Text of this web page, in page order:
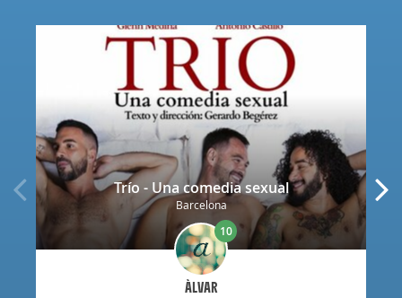
Trío - Una comedia sexual
Barcelona
ÀLVAR
10